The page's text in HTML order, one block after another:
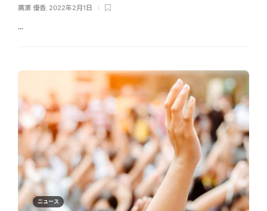
廣瀬 優香 2022年2月1日
...
ニュース